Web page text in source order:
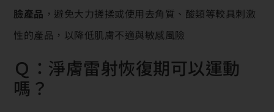
臉產品 ，避免大力搓揉或使用去角質、酸類等較具刺激
性的產品，以降低肌膚不適與敏感風險
Ｑ：淨膚雷射恢復期可以運動
嗎？